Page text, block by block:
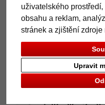
uživatelského
obsahu a reklam,
stránek a zjištění zdroje
Upravit
Zpět